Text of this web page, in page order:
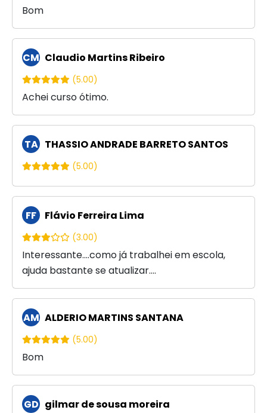
Bom
CM Claudio Martins Ribeiro
(5.00)
Achei curso ótimo.
TA THASSIO ANDRADE BARRETO SANTOS
(5.00)
FF Flávio Ferreira Lima
(3.00)
Interessante....como já trabalhei em escola,
ajuda bastante se atualizar....
AM ALDERIO MARTINS SANTANA
(5.00)
Bom
GD gilmar de sousa moreira